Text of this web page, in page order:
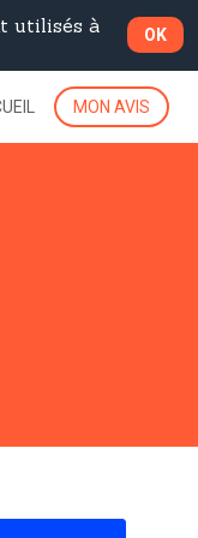
MON AVIS
utilisés à
OK